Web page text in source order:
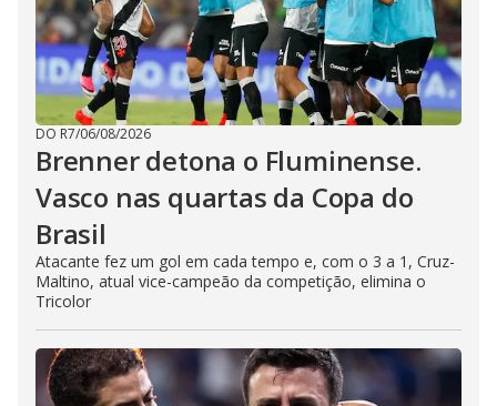
DO R7/06/08/2026
Brenner detona o Fluminense.
Vasco nas quartas da Copa do
Brasil
Atacante fez um gol em cada tempo e, com o 3 a 1, Cruz-
Maltino, atual vice-campeão da competição, elimina o
Tricolor